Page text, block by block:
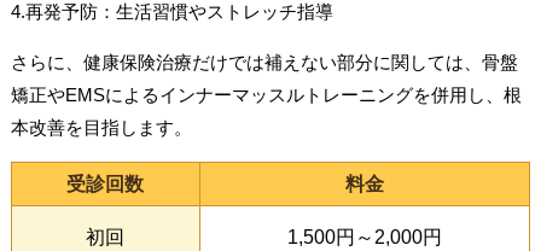
4.再発予防：生活習慣やストレッチ指導
さらに、健康保険治療だけでは補えない部分に関しては、骨盤
矯正やEMSによるインナーマッスルトレーニングを併用し、根
本改善を目指します。
受診回数 料金
初回 1,500円～2,000円